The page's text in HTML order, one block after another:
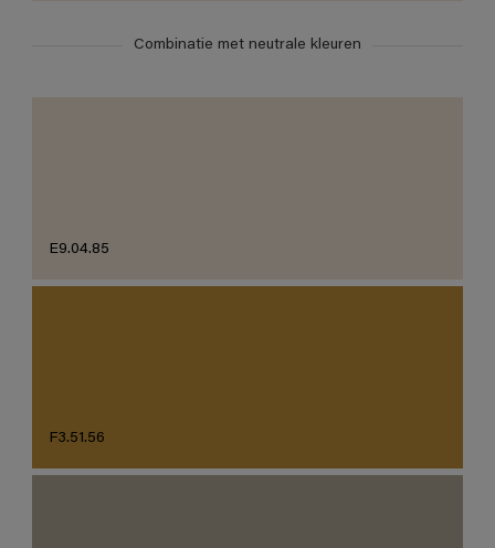
Combinatie met neutrale kleuren
E9.04.85
F3.51.56